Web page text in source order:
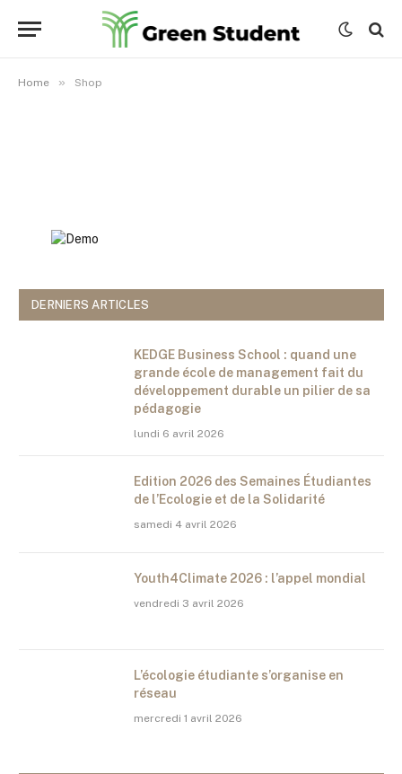
Home » Shop
DERNIERS ARTICLES
KEDGE Business School : quand une
grande école de management fait du
développement durable un pilier de sa
pédagogie
lundi 6 avril 2026
Edition 2026 des Semaines Étudiantes
de l’Ecologie et de la Solidarité
samedi 4 avril 2026
Youth4Climate 2026 : l’appel mondial
vendredi 3 avril 2026
L’écologie étudiante s’organise en
réseau
mercredi 1 avril 2026